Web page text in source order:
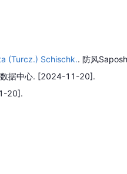
(Turcz.) Schischk.. 防风
据中心. [2024-11-20].
20].